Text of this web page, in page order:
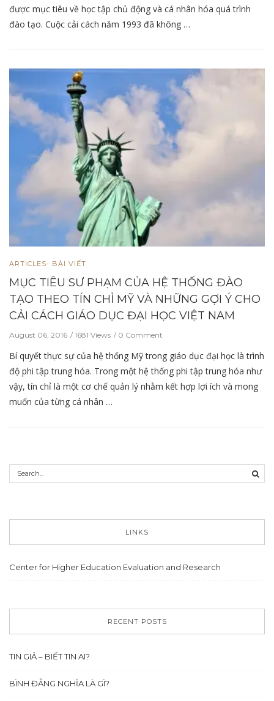
được mục tiêu về học tập chủ động và cá nhân hóa quá trình
đào tạo. Cuộc cải cách năm 1993 đã không …
ARTICLES- BÀI VIẾT
MỤC TIÊU SƯ PHẠM CỦA HỆ THỐNG ĐÀO
TẠO THEO TÍN CHỈ MỸ VÀ NHỮNG GỢI Ý CHO
CẢI CÁCH GIÁO DỤC ĐẠI HỌC VIỆT NAM
August 06, 2016 1681 Views 0 Comment
Bí quyết thực sự của hệ thống Mỹ trong giáo dục đại học là trình
độ phi tập trung hóa. Trong một hệ thống phi tập trung hóa như
vậy, tín chỉ là một cơ chế quản lý nhằm kết hợp lợi ích và mong
muốn của từng cá nhân …
LINKS
Center for Higher Education Evaluation and Research
RECENT POSTS
TIN GIẢ – BIẾT TIN AI?
BÌNH ĐẲNG NGHĨA LÀ GÌ?